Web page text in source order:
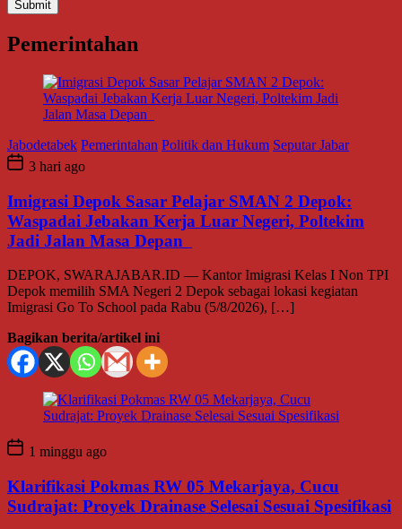
Pemerintahan
Jabodetabek Pemerintahan Politik dan Hukum Seputar Jabar
3 hari ago
Imigrasi Depok Sasar Pelajar SMAN 2 Depok:
Waspadai Jebakan Kerja Luar Negeri, Poltekim
Jadi Jalan Masa Depan
DEPOK, SWARAJABAR.ID — Kantor Imigrasi Kelas I Non TPI
Depok memilih SMA Negeri 2 Depok sebagai lokasi kegiatan
Imigrasi Go To School pada Rabu (5/8/2026), […]
Bagikan berita/artikel ini
1 minggu ago
Klarifikasi Pokmas RW 05 Mekarjaya, Cucu
Sudrajat: Proyek Drainase Selesai Sesuai Spesifikasi